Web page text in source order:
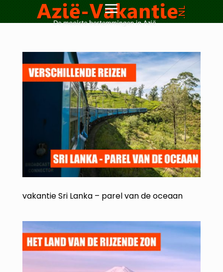
vakantie Sri Lanka – parel van de oceaan